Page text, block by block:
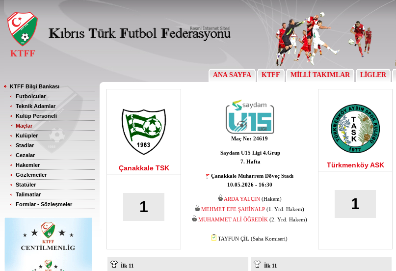
ANA SAYFA KTFF MİLLİ TAKIMLAR LİGLER
KTFF Bilgi Bankası
Futbolcular
Teknik Adamlar
Kulüp Personeli
Maçlar
Kulüpler
Stadlar
Cezalar
Hakemler
Gözlemciler
Statüler
Talimatlar
Formlar - Sözleşmeler
Çanakkale TSK
1
Maç No: 24619
Saydam U15 Ligi 4.Grup
7. Hafta
Çanakkale Muharrem Döveç Stadı
10.05.2026 - 16:30
ARDA YALÇIN(Hakem)
MEHMET EFE ŞAHİNALP (1. Yrd. Hakem)
MUHAMMET ALİ ÖĞREDİK (2. Yrd. Hakem)
TAYFUN ÇİL (Saha Komiseri)
Türkmenköy ASK
1
İlk 11
İlk 11